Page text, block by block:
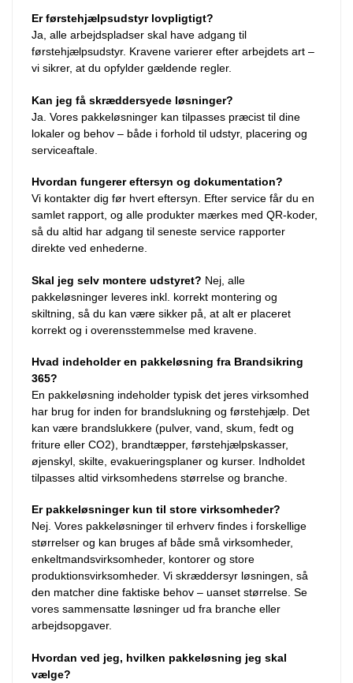
Er førstehjælpsudstyr lovpligtigt?
Ja, alle arbejdspladser skal have adgang til
førstehjælpsudstyr. Kravene varierer efter arbejdets art –
vi sikrer, at du opfylder gældende regler.
Kan jeg få skræddersyede løsninger?
Ja. Vores pakkeløsninger kan tilpasses præcist til dine
lokaler og behov – både i forhold til udstyr, placering og
serviceaftale.
Hvordan fungerer eftersyn og dokumentation?
Vi kontakter dig før hvert eftersyn. Efter service får du en
samlet rapport, og alle produkter mærkes med QR-koder,
så du altid har adgang til seneste service rapporter
direkte ved enhederne.
Skal jeg selv montere udstyret? Nej, alle
pakkeløsninger leveres inkl. korrekt montering og
skiltning, så du kan være sikker på, at alt er placeret
korrekt og i overensstemmelse med kravene.
Hvad indeholder en pakkeløsning fra Brandsikring
365?
En pakkeløsning indeholder typisk det jeres virksomhed
har brug for inden for brandslukning og førstehjælp. Det
kan være brandslukkere (pulver, vand, skum, fedt og
friture eller CO2), brandtæpper, førstehjælpskasser,
øjenskyl, skilte, evakueringsplaner og kurser. Indholdet
tilpasses altid virksomhedens størrelse og branche.
Er pakkeløsninger kun til store virksomheder?
Nej. Vores pakkeløsninger til erhverv findes i forskellige
størrelser og kan bruges af både små virksomheder,
enkeltmandsvirksomheder, kontorer og store
produktionsvirksomheder. Vi skræddersyr løsningen, så
den matcher dine faktiske behov – uanset størrelse. Se
vores sammensatte løsninger ud fra branche eller
arbejdsopgaver.
Hvordan ved jeg, hvilken pakkeløsning jeg skal
vælge?